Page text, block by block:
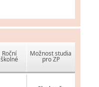
Roční
školné
Možnost studia
pro ZP